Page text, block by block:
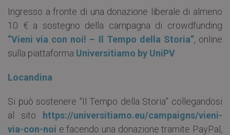
Ingresso a fronte di una donazione liberale di almeno
10 € a sostegno della campagna di crowdfunding
“Vieni via con noi! – Il Tempo della Storia”, online
sulla piattaforma Universitiamo by UniPV
Locandina
Si può sostenere “Il Tempo della Storia” collegandosi
al sito
https://universitiamo.eu/campaigns/vieni-
via-con-noi e facendo una donazione tramite PayPal,